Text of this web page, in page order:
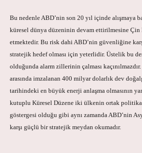
Bu nedenle ABD’nin son 20 yıl içinde alışmaya
küresel dünya düzeninin devam ettirilmesine
etmektedir. Bu risk dahi ABD’nin güvenliğine
stratejik hedef olması için yeterlidir. Üstelik bu
olduğunda alarm zillerinin çalması
arasında imzalanan 400 milyar dolarlık dev
tarihindeki en büyük enerji anlaşma olmasının
kutuplu Küresel Düzene iki ülkenin ortak
göstergesi olduğu gibi aynı zamanda ABD’nin
karşı güçlü bir stratejik meydan okumadır.